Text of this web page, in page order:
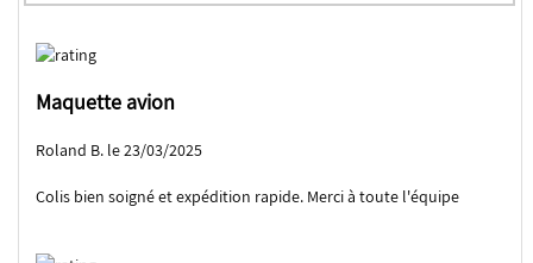
Maquette avion
Roland B. le 23/03/2025
Colis bien soigné et expédition rapide. Merci à toute l'équipe